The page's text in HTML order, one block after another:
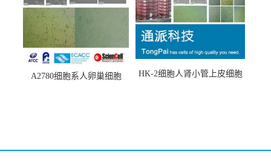
A2780细胞系人卵巢细胞
HK-2细胞人肾小管上皮细胞